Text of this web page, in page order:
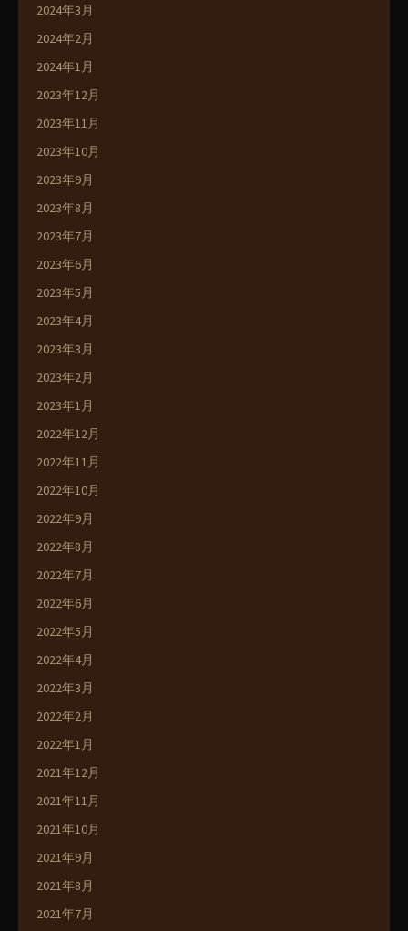
2024年3月
2024年2月
2024年1月
2023年12月
2023年11月
2023年10月
2023年9月
2023年8月
2023年7月
2023年6月
2023年5月
2023年4月
2023年3月
2023年2月
2023年1月
2022年12月
2022年11月
2022年10月
2022年9月
2022年8月
2022年7月
2022年6月
2022年5月
2022年4月
2022年3月
2022年2月
2022年1月
2021年12月
2021年11月
2021年10月
2021年9月
2021年8月
2021年7月